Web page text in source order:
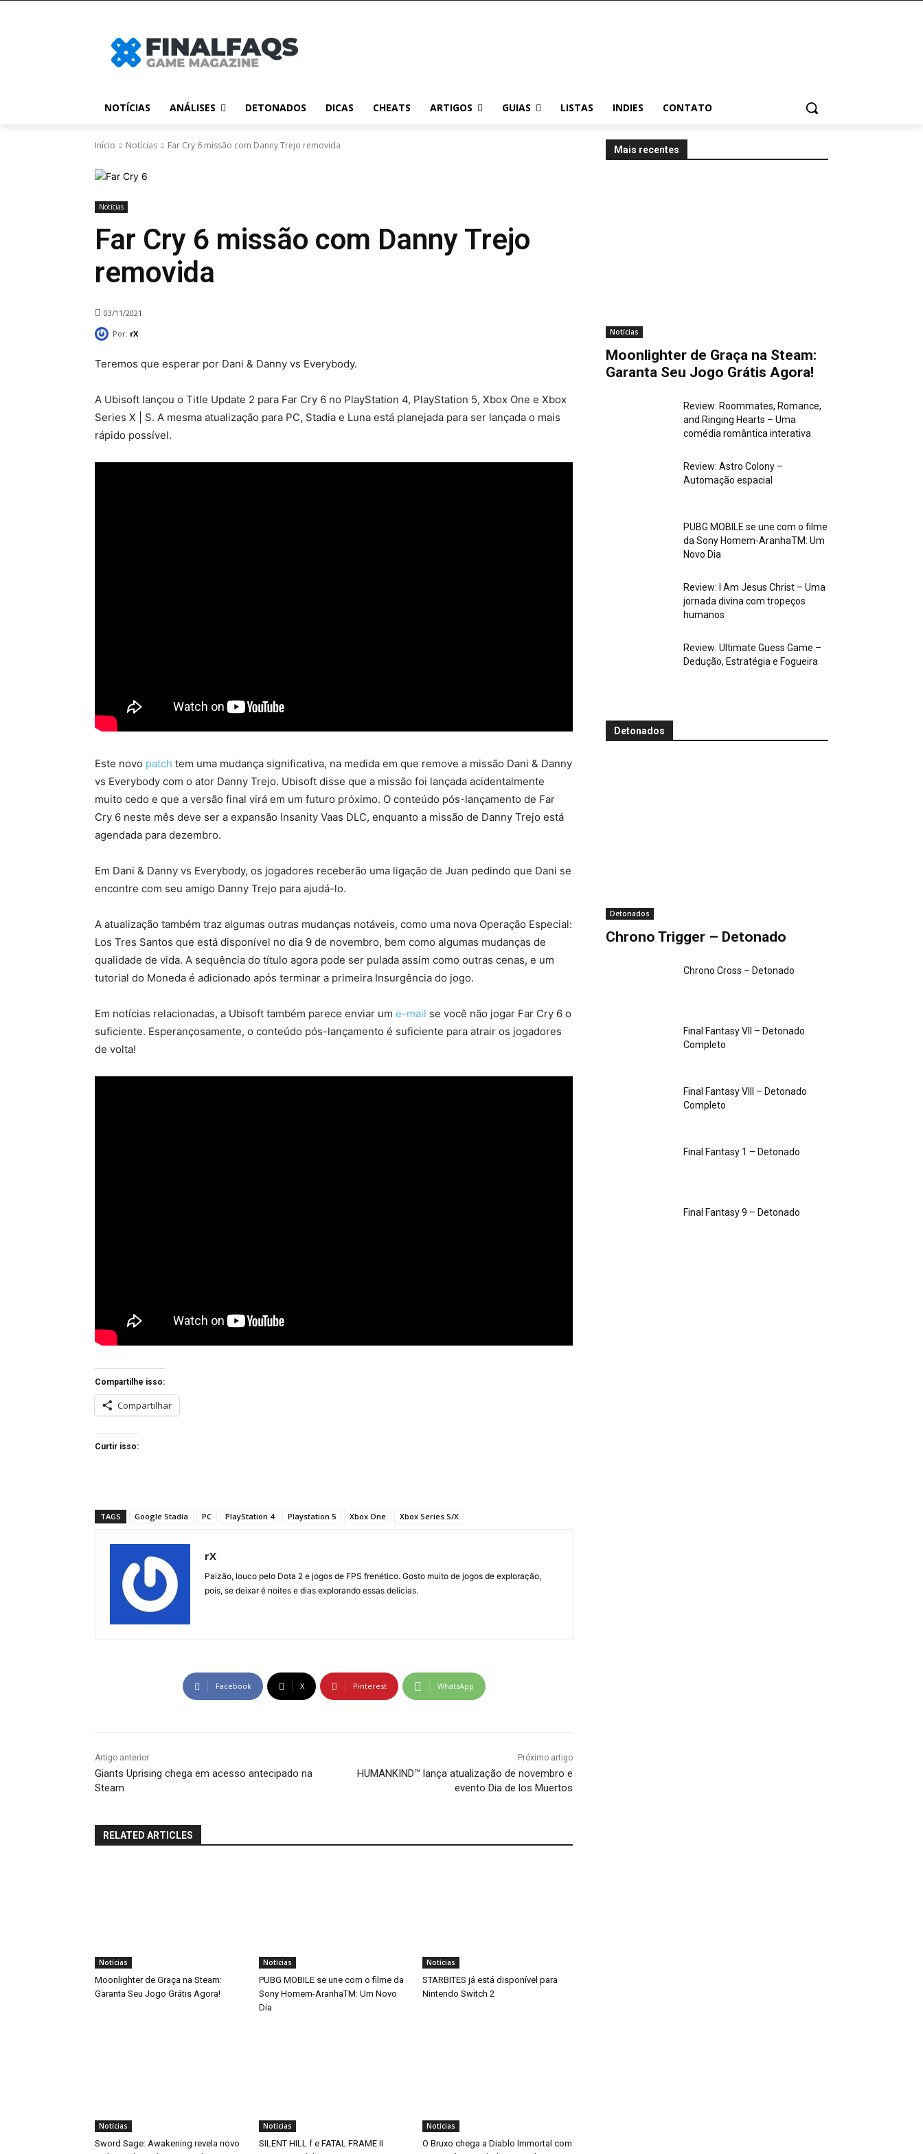
NOTÍCIAS ANÁLISES DETONADOS DICAS CHEATS ARTIGOS GUIAS LISTAS INDIES CONTATO
Início Notícias Far Cry 6 missão com Danny Trejo removida
Notícias
Far Cry 6 missão com Danny Trejo
removida
03/11/2021
Por: rX
Teremos que esperar por Dani & Danny vs Everybody.
A Ubisoft lançou o Title Update 2 para Far Cry 6 no PlayStation 4, PlayStation 5, Xbox One e Xbox
Series X | S. A mesma atualização para PC, Stadia e Luna está planejada para ser lançada o mais
rápido possível.
Este novo patch tem uma mudança significativa, na medida em que remove a missão Dani & Danny
vs Everybody com o ator Danny Trejo. Ubisoft disse que a missão foi lançada acidentalmente
muito cedo e que a versão final virá em um futuro próximo. O conteúdo pós-lançamento de Far
Cry 6 neste mês deve ser a expansão Insanity Vaas DLC, enquanto a missão de Danny Trejo está
agendada para dezembro.
Em Dani & Danny vs Everybody, os jogadores receberão uma ligação de Juan pedindo que Dani se
encontre com seu amigo Danny Trejo para ajudá-lo.
A atualização também traz algumas outras mudanças notáveis, como uma nova Operação Especial:
Los Tres Santos que está disponível no dia 9 de novembro, bem como algumas mudanças de
qualidade de vida. A sequência do título agora pode ser pulada assim como outras cenas, e um
tutorial do Moneda é adicionado após terminar a primeira Insurgência do jogo.
Em notícias relacionadas, a Ubisoft também parece enviar um e-mail se você não jogar Far Cry 6 o
suficiente. Esperançosamente, o conteúdo pós-lançamento é suficiente para atrair os jogadores
de volta!
Compartilhe isso:
Compartilhar
Curtir isso:
Mais recentes
Notícias
Moonlighter de Graça na Steam:
Garanta Seu Jogo Grátis Agora!
Review: Roommates, Romance,
and Ringing Hearts – Uma
comédia romântica interativa
Review: Astro Colony –
Automação espacial
PUBG MOBILE se une com o filme
da Sony Homem-AranhaTM: Um
Novo Dia
Review: I Am Jesus Christ – Uma
jornada divina com tropeços
humanos
Review: Ultimate Guess Game –
Dedução, Estratégia e Fogueira
Detonados
Detonados
Chrono Trigger – Detonado
Chrono Cross – Detonado
Final Fantasy VII – Detonado
Completo
Final Fantasy VIII – Detonado
Completo
Final Fantasy 1 – Detonado
Final Fantasy 9 – Detonado
TAGS Google Stadia PC PlayStation 4 Playstation 5 Xbox One Xbox Series S/X
rX
Paizão, louco pelo Dota 2 e jogos de FPS frenético. Gosto muito de jogos de exploração,
pois, se deixar é noites e dias explorando essas delicias.
Facebook X Pinterest WhatsApp
Artigo anterior
Giants Uprising chega em acesso antecipado na
Steam
Próximo artigo
HUMANKIND™ lança atualização de novembro e
evento Dia de los Muertos
RELATED ARTICLES
Notícias
Moonlighter de Graça na Steam:
Garanta Seu Jogo Grátis Agora!
Notícias
PUBG MOBILE se une com o filme da
Sony Homem-AranhaTM: Um Novo
Dia
Notícias
STARBITES já está disponível para
Nintendo Switch 2
Notícias
Sword Sage: Awakening revela novo
Notícias
SILENT HILL f e FATAL FRAME II
Notícias
O Bruxo chega a Diablo Immortal com